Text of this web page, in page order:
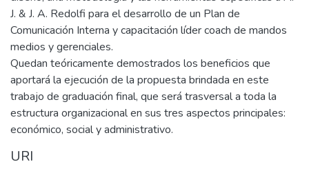
J. & J. A. Redolfi para el desarrollo de un Plan de
Comunicación Interna y capacitación líder coach de mandos
medios y gerenciales.
Quedan teóricamente demostrados los beneficios que
aportará la ejecución de la propuesta brindada en este
trabajo de graduación final, que será trasversal a toda la
estructura organizacional en sus tres aspectos principales:
económico, social y administrativo.
URI